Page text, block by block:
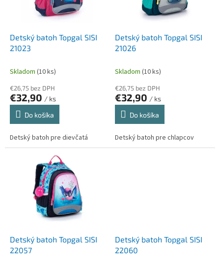
Detský batoh Topgal SISI
21023
Skladom (10 ks)
€26,75 bez DPH
€32,90 / ks
Do košíka
Detský batoh pre dievčatá
Detský batoh Topgal SISI
21026
Skladom (10 ks)
€26,75 bez DPH
€32,90 / ks
Do košíka
Detský batoh pre chlapcov
Detský batoh Topgal SISI
22057
Detský batoh Topgal SISI
22060